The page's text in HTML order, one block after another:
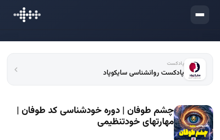
ورود
پادکست
پادکست روانشناسی سایکوپاد
چشم طوفان | دوره خودشناسی کد طوفان |
مهارتهای خودتنظیمی